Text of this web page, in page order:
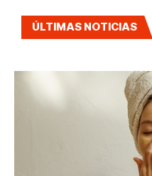
ÚLTIMAS NOTICIAS